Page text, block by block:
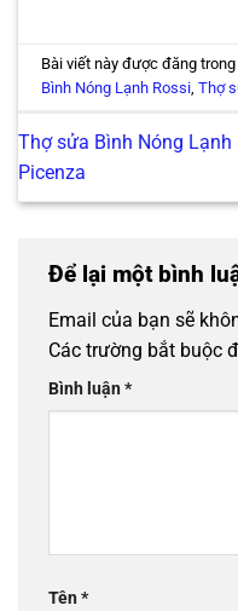
Bài viết này được đăng
Bình Nóng Lạnh Rossi,Thợ
Thợ sửa Bình Nóng Lạnh
Picenza
Để lại một bình
Email của bạn sẽ
Các trường bắt buộc
Bình luận*
Tên*